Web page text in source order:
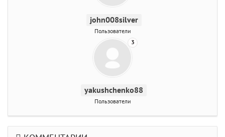
john008silver
Пользователи
3
yakushchenko88
Пользователи